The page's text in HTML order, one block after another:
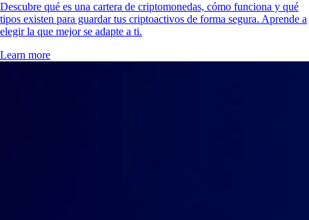
Descubre qué es una cartera de criptomonedas, cómo funciona y qué
tipos existen para guardar tus criptoactivos de forma segura. Aprende a
elegir la que mejor se adapte a ti.
Learn more